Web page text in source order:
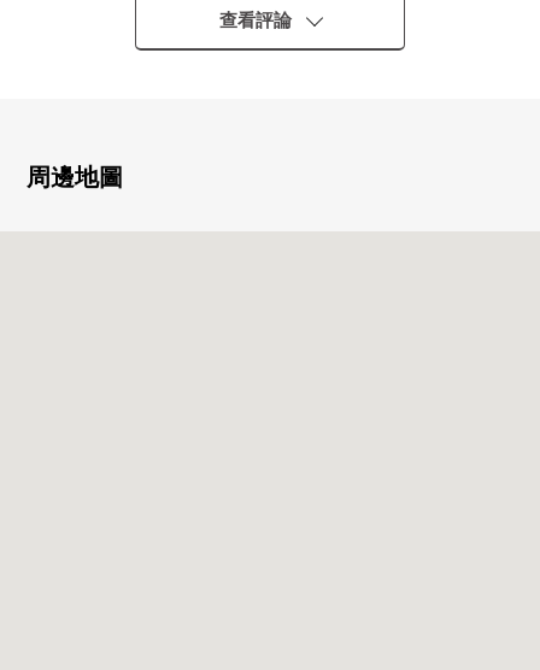
・"Four Seasons Hotel"×"Brillia"的超高層復合Tower
查看評論
周邊地圖